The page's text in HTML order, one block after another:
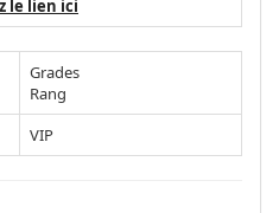
le lien ici
Grades
Rang
VIP